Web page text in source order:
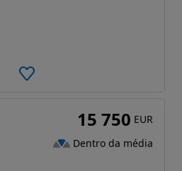
15 750 EUR
Dentro da média